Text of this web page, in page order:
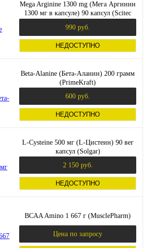
Mega Arginine 1300 mg (Мега Аргинин
1300 мг в капсуле) 90 капсул (Scitec
990 руб.
НЕДОСТУПНО
Beta-Alanine (Бета-Аланин) 200 грамм
(PrimeKraft)
600 руб.
НЕДОСТУПНО
L-Cysteine 500 мг (L-Цистеин) 90 вег
капсул (Solgar)
2 150 руб.
НЕДОСТУПНО
BCAA Amino 1 667 г (MusclePharm)
Цена по запросу